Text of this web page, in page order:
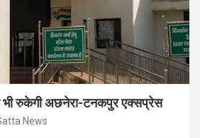
रुकेगी अछनेरा-टनकपुर एक्सप्रेस
News